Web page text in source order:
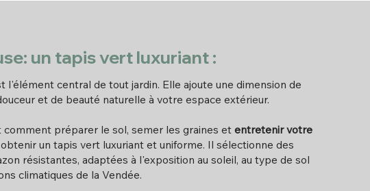
l'élément central de tout jardin. Elle ajoute une dimension de
et de beauté naturelle à votre espace extérieur.
comment préparer le sol, semer les graines et entretenir votre
un tapis vert luxuriant et uniforme. Il sélectionne des
résistantes, adaptées à l'exposition au soleil, au type de sol
climatiques de la Vendée.
un tapis vert luxuriant :